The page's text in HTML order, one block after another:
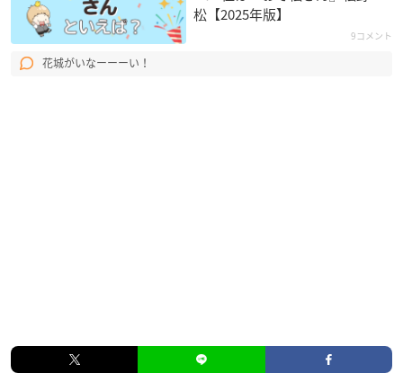
松【2025年版】
9コメント
花城がいなーーーい！